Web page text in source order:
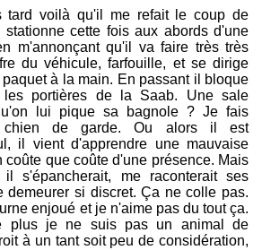
tard voilà qu'il me refait le coup de
stationne cette fois aux abords d'une
m'annonçant qu'il va faire très très
du véhicule, farfouille, et se dirige
à la main. En passant il bloque
les portières de la Saab. Une sale
lui pique sa bagnole ? Je fais
chien de garde. Ou alors il est
il vient d'apprendre une mauvaise
coûte que coûte d'une présence. Mais
s'épancherait, me raconterait ses
demeurer si discret. Ça ne colle pas.
enjoué et je n'aime pas du tout ça.
plus je ne suis pas un animal de
à un tant soit peu de considération,